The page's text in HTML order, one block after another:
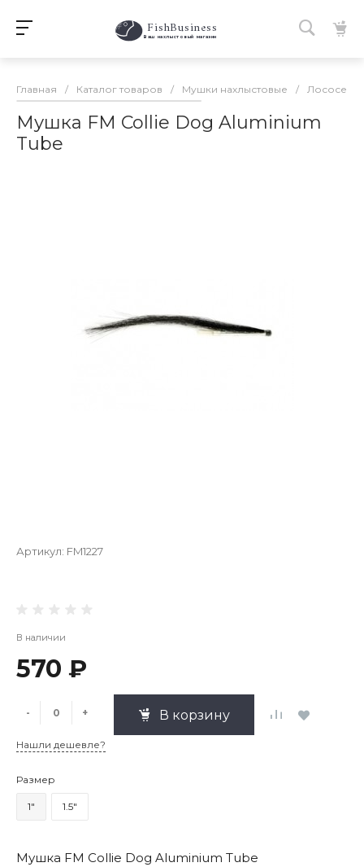
FishBusiness
Ваш нахлыстовый магазин
Главная / Каталог товаров / Мушки нахлыстовые /
Мушка FM Collie Dog Aluminium
Tube
Артикул: FM1227
В наличии
570 ₽
- + В корзину
Нашли дешевле?
Размер
1" 1.5"
Мушка FM Collie Dog Aluminium Tube